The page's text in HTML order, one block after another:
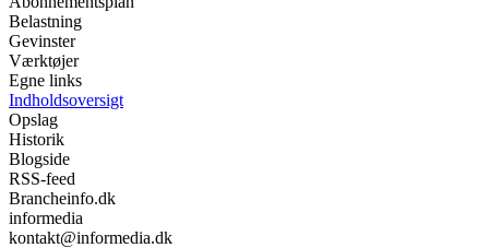
Belastning
Gevinster
Værktøjer
Egne links
Indholdsoversigt
Opslag
Historik
Blogside
RSS-feed
Brancheinfo.dk
informedia
kontakt@informedia.dk